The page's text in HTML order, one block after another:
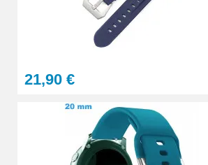
4,90 €
Outil pointeau de
28,90 €
21,90 €